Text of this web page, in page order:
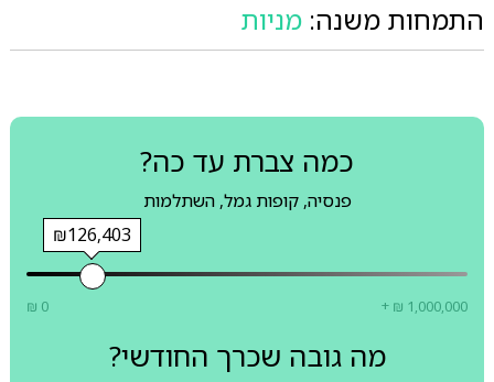
התמחות משנה: מניות
כמה צברת עד כה?
פנסיה, קופות גמל, השתלמות
₪126,403
₪ 0 + ₪ 1,000,000
מה גובה שכרך החודשי?